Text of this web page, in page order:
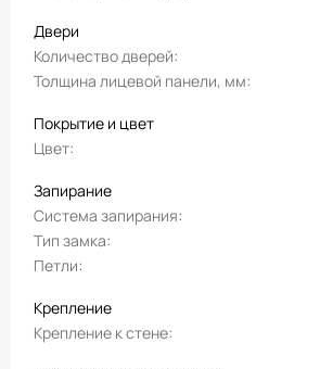
Двери
Количество дверей
Толщина лицевой панели, мм
Покрытие и цвет
Цвет
Запирание
Система запирания
Тип замка
Петли
Крепление
Крепление к стене